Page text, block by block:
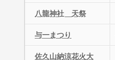
八龍神社 天祭
与一まつり
佐久山納涼花火大